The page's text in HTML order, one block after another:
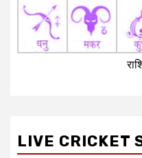
LIVE CRICKET